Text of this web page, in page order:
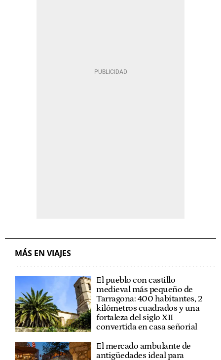
MÁS EN VIAJES
El pueblo con castillo
medieval más pequeño de
Tarragona: 400 habitantes, 2
kilómetros cuadrados y una
fortaleza del siglo XII
convertida en casa señorial
El mercado ambulante de
antigüedades ideal para